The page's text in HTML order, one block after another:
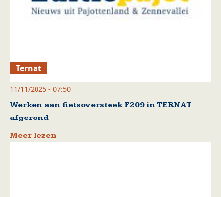
Ternat
11/11/2025 - 07:50
Werken aan fietsoversteek F209 in TERNAT
afgerond
Meer lezen